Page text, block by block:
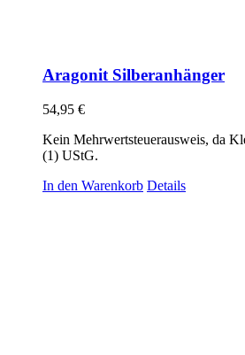
Aragonit Silberanhänger
54,95 €
Kein Mehrwertsteuerausweis, da
(1) UStG.
In den Warenkorb Details